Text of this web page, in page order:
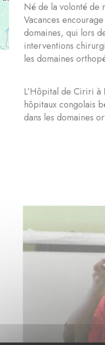
Né de la volonté de
Vacances
domaines, qui lors
interventions
les domaines
L’Hôpital de Ciriri à
hôpitaux congolais
dans les domaines